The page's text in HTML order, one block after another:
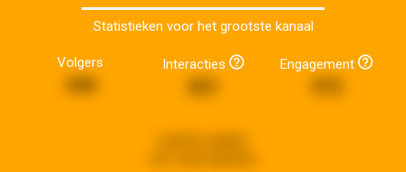
Statistieken voor het grootste kanaal
Volgers
340
Interacties Engagement